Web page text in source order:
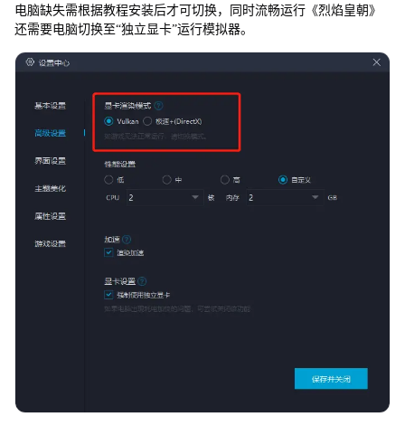
电脑缺失需根据教程安装后才可切换，同时流畅运行《烈焰皇朝》
还需要电脑切换至“独立显卡”运行模拟器。